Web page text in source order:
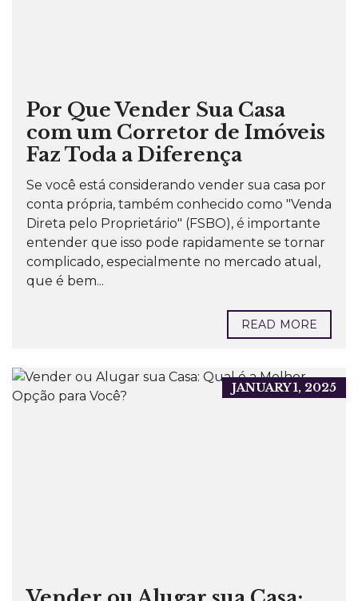
Por Que Vender Sua Casa
com um Corretor de Imóveis
Faz Toda a Diferença
Se você está considerando vender sua casa por
conta própria, também conhecido como "Venda
Direta pelo Proprietário" (FSBO), é importante
entender que isso pode rapidamente se tornar
complicado, especialmente no mercado atual,
que é bem...
READ MORE
JANUARY 1, 2025